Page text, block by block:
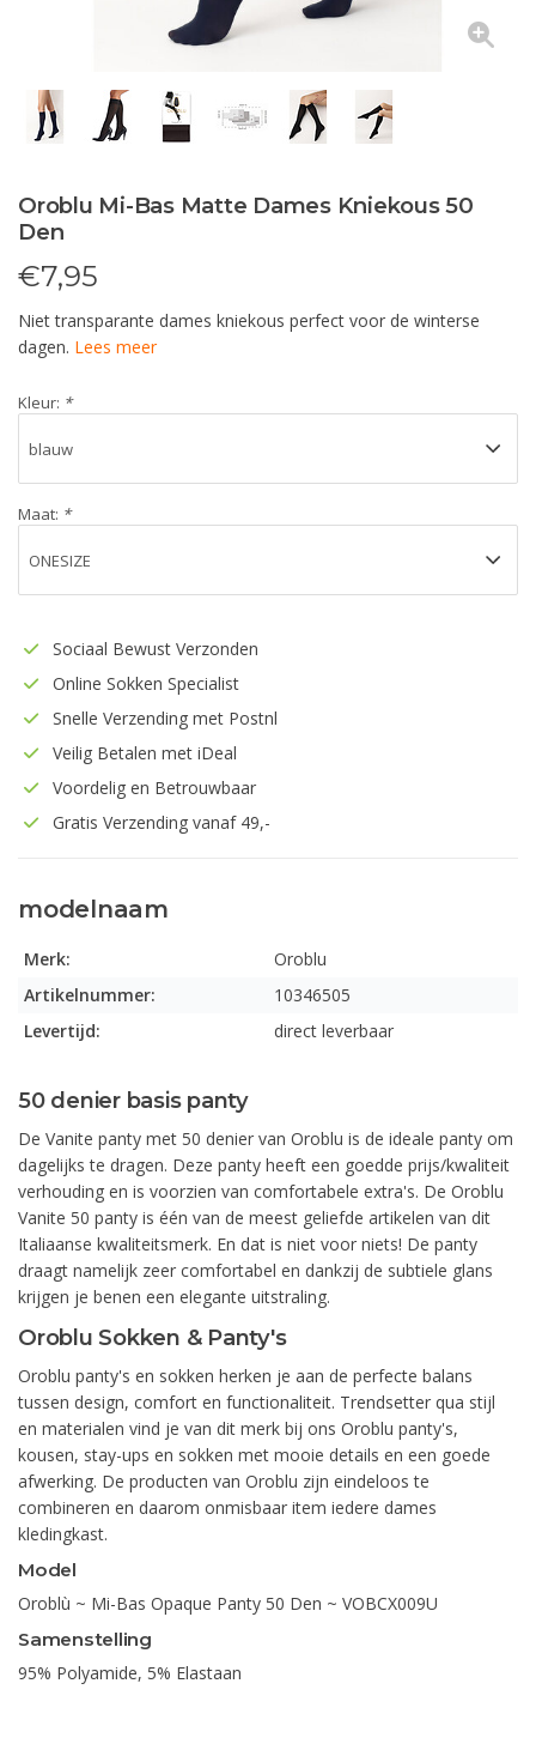
Oroblu Mi-Bas Matte Dames Kniekous 50
Den
€7,95
Niet transparante dames kniekous perfect voor de winterse
dagen. Lees meer
Kleur: *
Maat: *
Sociaal Bewust Verzonden
Online Sokken Specialist
Snelle Verzending met Postnl
Veilig Betalen met iDeal
Voordelig en Betrouwbaar
Gratis Verzending vanaf 49,-
modelnaam
Merk:
Oroblu
Artikelnummer:
10346505
Levertijd:
direct leverbaar
50 denier basis panty
De Vanite panty met 50 denier van Oroblu is de ideale panty om
dagelijks te dragen. Deze panty heeft een goedde prijs/kwaliteit
verhouding en is voorzien van comfortabele extra's. De Oroblu
Vanite 50 panty is één van de meest geliefde artikelen van dit
Italiaanse kwaliteitsmerk. En dat is niet voor niets! De panty
draagt namelijk zeer comfortabel en dankzij de subtiele glans
krijgen je benen een elegante uitstraling.
Oroblu Sokken & Panty's
Oroblu panty's en sokken herken je aan de perfecte balans
tussen design, comfort en functionaliteit. Trendsetter qua stijl
en materialen vind je van dit merk bij ons Oroblu panty's,
kousen, stay-ups en sokken met mooie details en een goede
afwerking. De producten van Oroblu zijn eindeloos te
combineren en daarom onmisbaar item iedere dames
kledingkast.
Model
Oroblù ~ Mi-Bas Opaque Panty 50 Den ~ VOBCX009U
Samenstelling
95% Polyamide, 5% Elastaan